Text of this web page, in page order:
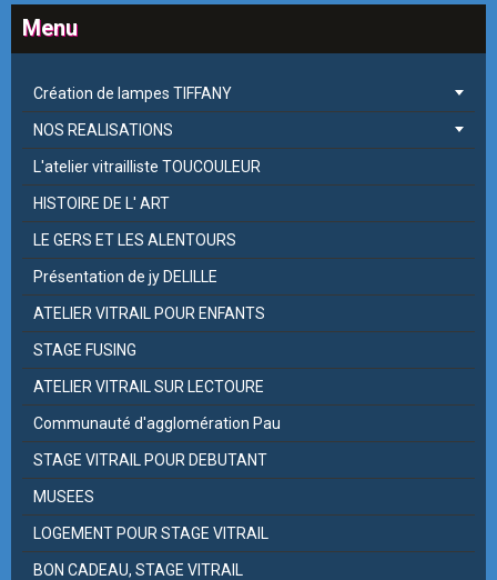
Menu
Création de lampes TIFFANY
NOS REALISATIONS
L'atelier vitrailliste TOUCOULEUR
HISTOIRE DE L' ART
LE GERS ET LES ALENTOURS
Présentation de jy DELILLE
ATELIER VITRAIL POUR ENFANTS
STAGE FUSING
ATELIER VITRAIL SUR LECTOURE
Communauté d'agglomération Pau
STAGE VITRAIL POUR DEBUTANT
MUSEES
LOGEMENT POUR STAGE VITRAIL
BON CADEAU, STAGE VITRAIL